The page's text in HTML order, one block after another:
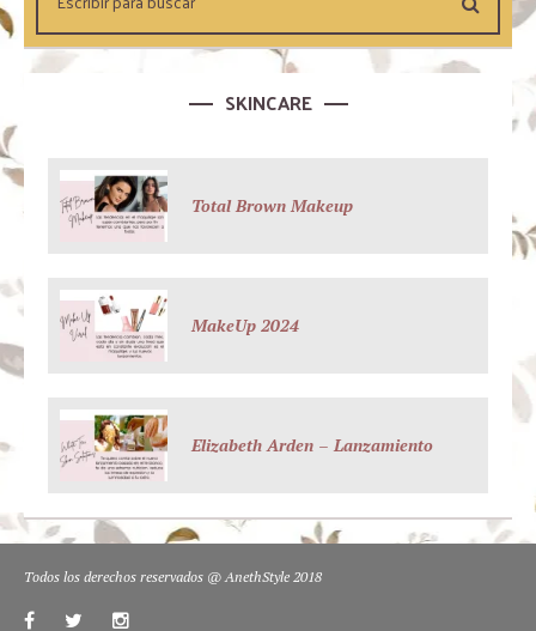
SKINCARE
Total Brown Makeup
MakeUp 2024
Elizabeth Arden – Lanzamiento
Todos los derechos reservados @ AnethStyle 2018